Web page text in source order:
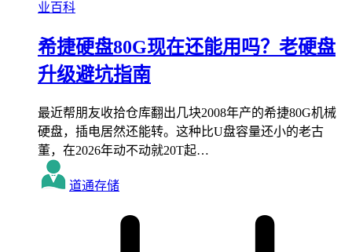
业百科
希捷硬盘80G现在还能用吗？老硬盘
升级避坑指南
最近帮朋友收拾仓库翻出几块2008年产的希捷80G机械
硬盘，插电居然还能转。这种比U盘容量还小的老古
董，在2026年动不动就20T起…
道通存储